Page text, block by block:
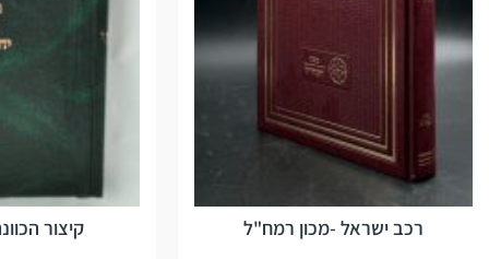
רכב ישראל -מכון רמח"ל קיצור